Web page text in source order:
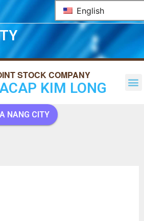
English
KIM LONG
NANG CITY